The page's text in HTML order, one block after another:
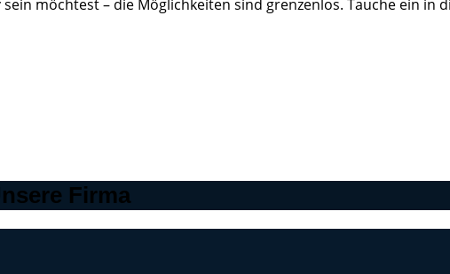
möchtest – die Möglichkeiten sind grenzenlos. Tauche ein in
Firma